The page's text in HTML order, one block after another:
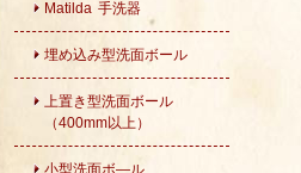
Matilda 手洗器
埋め込み型洗面ボール
上置き型洗面ボール
（400mm以上）
小型洗面ボ―ル